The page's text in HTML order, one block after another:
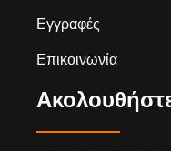
Εγγραφές
Επικοινωνία